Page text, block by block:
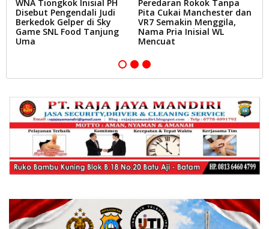
WNA Tiongkok Inisial PH
Disebut Pengendali Judi
Berkedok Gelper di Sky
Game SNL Food Tanjung
Uma
Peredaran Rokok Tanpa
Pita Cukai Manchester dan
VR7 Semakin Menggila,
Nama Pria Inisial WL
Mencuat